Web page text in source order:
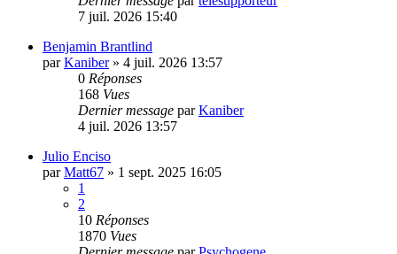
7 juil. 2026 15:40
Benjamin Brantlind
parKaniber» 4 juil. 2026 13:57
0 Réponses
168 Vues
Dernier message parKaniber
4 juil. 2026 13:57
Julio Enciso
parMatt67 » 1 sept. 2025 16:05
1
2
10 Réponses
1870 Vues